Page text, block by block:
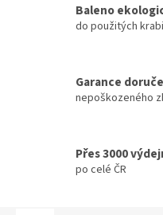
Baleno
do použitých
Garance
nepoškozeného
Přes 3000
po celé ČR